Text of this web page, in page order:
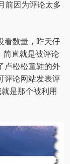
前因为评论太多
看数量，昨天仔
简直就是被评论
卢松松童鞋的外
评论网站发表评
是那个被利用